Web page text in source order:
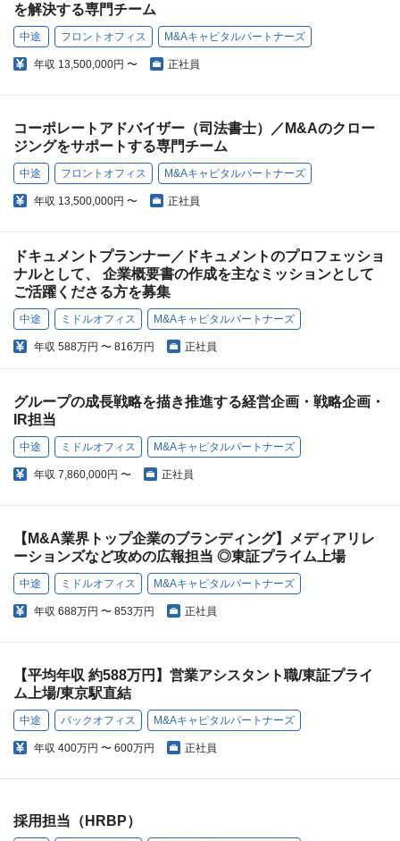
を解決する専門チーム
中途 フロントオフィス M&Aキャピタルパートナーズ
年収 13,500,000円 〜 正社員
コーポレートアドバイザー（司法書士）／M&Aのクロー
ジングをサポートする専門チーム
中途 フロントオフィス M&Aキャピタルパートナーズ
年収 13,500,000円 〜 正社員
ドキュメントプランナー／ドキュメントのプロフェッショ
ナルとして、 企業概要書の作成を主なミッションとして
ご活躍くださる方を募集
中途 ミドルオフィス M&Aキャピタルパートナーズ
年収 588万円 〜 816万円 正社員
グループの成長戦略を描き推進する経営企画・戦略企画・
IR担当
中途 ミドルオフィス M&Aキャピタルパートナーズ
年収 7,860,000円 〜 正社員
【M&A業界トップ企業のブランディング】メディアリレ
ーションズなど攻めの広報担当 ◎東証プライム上場
中途 ミドルオフィス M&Aキャピタルパートナーズ
年収 688万円 〜 853万円 正社員
【平均年収 約588万円】営業アシスタント職/東証プライ
ム上場/東京駅直結
中途 バックオフィス M&Aキャピタルパートナーズ
年収 400万円 〜 600万円 正社員
採用担当（HRBP）